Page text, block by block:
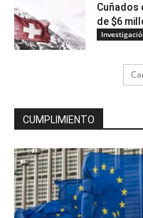
Cuñados
de $6
CUMPLIMIENTO